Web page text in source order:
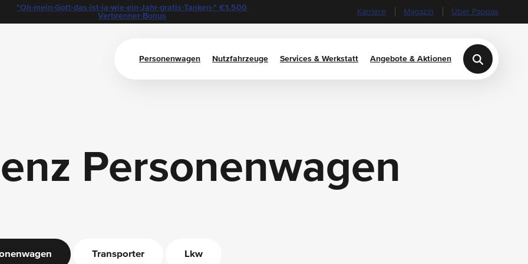
"Oh-mein-Gott-das-ist-ja-wie-ein-Jahr-gratis-Tanken-" €1.500
Verbrenner-Bonus
Karriere Magazin Über Pappas
Personenwagen Nutzfahrzeuge Services & Werkstatt Angebote & Aktionen
Personenwagen
Transporter Lkw